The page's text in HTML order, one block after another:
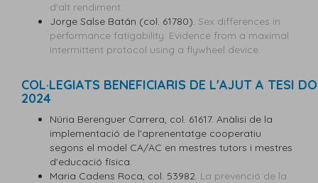
d'alt rendiment.
Jorge Salse Batán (col. 61780). Sex differences in
performance fatigability: Evidence from a maximal
intermittent protocol using a flywheel device.
COL·LEGIATS BENEFICIARIS DE L'AJUT A TESI
2024
Núria Berenguer Carrera, col. 61617. Anàlisi de la
implementació de l'aprenentatge cooperatiu
segons el model CA/AC en mestres tutors i mestres
d'educació física.
Maria Cadens Roca, col. 53982. La prevenció de la